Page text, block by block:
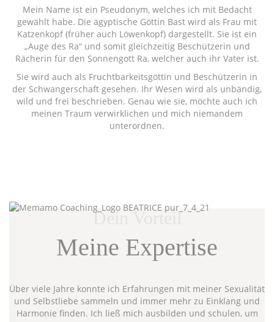
Mein Name ist ein Pseudonym, welches ich mit Bedacht
gewählt habe. Die ägyptische Göttin Bast wird als Frau mit
Katzenkopf (früher auch Löwenkopf) dargestellt. Sie ist ein
„Auge des Ra“ und somit gleichzeitig Beschützerin und
Rächerin für den Sonnengott Ra, welcher auch ihr Vater ist.
Sie wird auch als Fruchtbarkeitsgöttin und Beschützerin in
der Schwangerschaft gesehen. Ihr Wesen wird als unbändig,
wild und frei beschrieben. Genau wie sie, möchte auch ich
meinen Traum verwirklichen und mich niemandem
unterordnen.
Dein Vorteil
Meine Expertise
Über viele Jahre konnte ich Erfahrungen mit meiner Sexualität
und Selbstliebe sammeln und immer mehr zu Einklang und
Harmonie finden. Ich ließ mich ausbilden und schulen, um